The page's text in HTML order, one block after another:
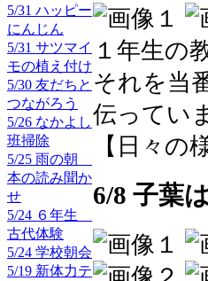
5/31 ハッピー
にんじん
5/31 サツマイ
モの植え付け
5/30 友だちと
つながろう
5/26 なかよし
班掃除
5/25 雨の朝
本の読み聞か
せ
5/24 ６年生
古代体験
5/24 学校朝会
5/19 新体力テ
１年生の
それを当
伝ってい
【日々の
6/8 子葉